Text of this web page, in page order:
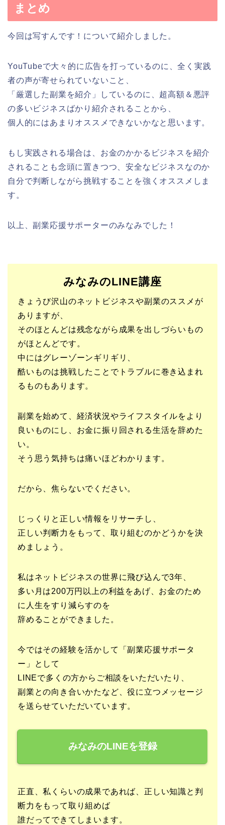
まとめ
今回は写すんです！について紹介しました。
YouTubeで大々的に広告を打っているのに、全く実践
者の声が寄せられていないこと、
「厳選した副業を紹介」しているのに、超高額＆悪評
の多いビジネスばかり紹介されることから、
個人的にはあまりオススメできないかなと思います。
もし実践される場合は、お金のかかるビジネスを紹介
されることも念頭に置きつつ、安全なビジネスなのか
自分で判断しながら挑戦することを強くオススメしま
す。
以上、副業応援サポーターのみなみでした！
みなみのLINE講座
きょうび沢山のネットビジネスや副業のススメが
ありますが、
そのほとんどは残念ながら成果を出しづらいもの
がほとんどです。
中にはグレーゾーンギリギリ、
酷いものは挑戦したことでトラブルに巻き込まれ
るものもあります。
副業を始めて、経済状況やライフスタイルをより
良いものにし、お金に振り回される生活を辞めた
い。
そう思う気持ちは痛いほどわかります。
だから、焦らないでください。
じっくりと正しい情報をリサーチし、
正しい判断力をもって、取り組むのかどうかを決
めましょう。
私はネットビジネスの世界に飛び込んで3年、
多い月は200万円以上の利益をあげ、お金のため
に人生をすり減らすのを
辞めることができました。
今ではその経験を活かして「副業応援サポータ
ー」として
LINEで多くの方からご相談をいただいたり、
副業との向き合いかたなど、役に立つメッセージ
を送らせていただいています。
みなみのLINEを登録
正直、私くらいの成果であれば、正しい知識と判
断力をもって取り組めば
誰だってできてしまいます。